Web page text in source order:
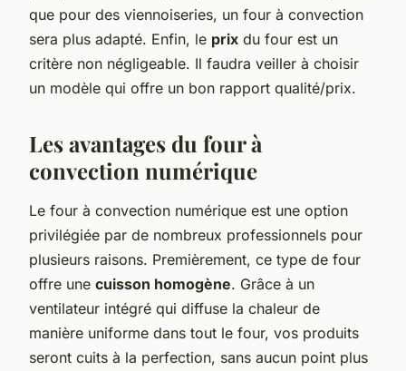
que pour des viennoiseries, un four à convection
sera plus adapté. Enfin, le prix du four est un
critère non négligeable. Il faudra veiller à choisir
un modèle qui offre un bon rapport qualité/prix.
Les avantages du four à
convection numérique
Le four à convection numérique est une option
privilégiée par de nombreux professionnels pour
plusieurs raisons. Premièrement, ce type de four
offre une cuisson homogène. Grâce à un
ventilateur intégré qui diffuse la chaleur de
manière uniforme dans tout le four, vos produits
seront cuits à la perfection, sans aucun point plus